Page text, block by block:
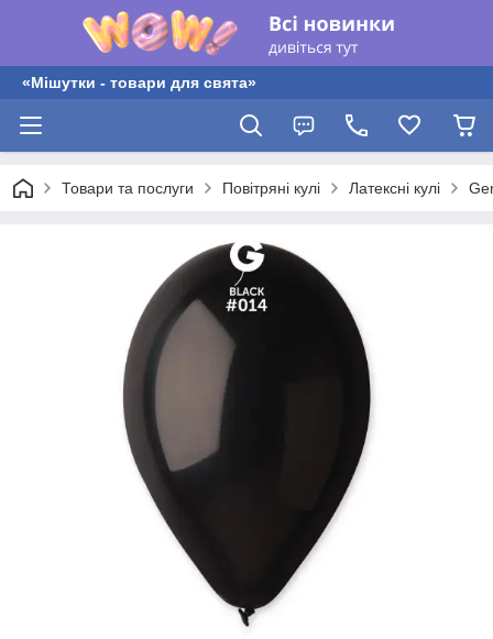
«Мішутки - товари для свята»
Товари та послуги Повітряні кулі Латексні кулі